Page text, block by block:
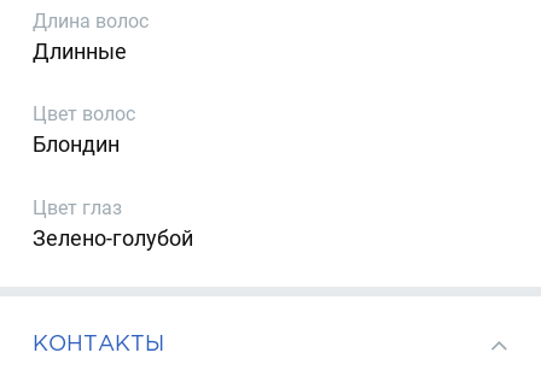
Длина волос
Длинные
Цвет волос
Блондин
Цвет глаз
Зелено-голубой
КОНТАКТЫ